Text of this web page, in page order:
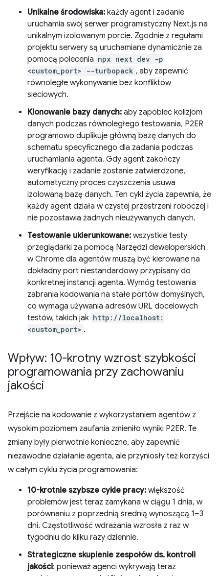
Unikalne środowiska: każdy agent i zadanie
uruchamia swój serwer programistyczny Next.js na
unikalnym izolowanym porcie. Zgodnie z regułami
projektu serwery są uruchamiane dynamicznie za
pomocą polecenia npx next dev -p
<custom_port> --turbopack , aby zapewnić
równoległe wykonywanie bez konfliktów
sieciowych.
Klonowanie bazy danych: aby zapobiec kolizjom
danych podczas równoległego testowania, P2ER
programowo duplikuje główną bazę danych do
schematu specyficznego dla zadania podczas
uruchamiania agenta. Gdy agent zakończy
weryfikację i zadanie zostanie zatwierdzone,
automatyczny proces czyszczenia usuwa
izolowaną bazę danych. Ten cykl życia zapewnia, że
każdy agent działa w czystej przestrzeni roboczej i
nie pozostawia żadnych nieużywanych danych.
Testowanie ukierunkowane: wszystkie testy
przeglądarki za pomocą Narzędzi deweloperskich
w Chrome dla agentów muszą być kierowane na
dokładny port niestandardowy przypisany do
konkretnej instancji agenta. Wymóg testowania
zabrania kodowania na stałe portów domyślnych,
co wymaga używania adresów URL docelowych
testów, takich jak http://localhost:
<custom_port> .
Wpływ: 10-krotny wzrost szybkości
programowania przy zachowaniu
jakości
Przejście na kodowanie z wykorzystaniem agentów z
wysokim poziomem zaufania zmieniło wyniki P2ER. Te
zmiany były pierwotnie konieczne, aby zapewnić
niezawodne działanie agenta, ale przyniosły też korzyści
w całym cyklu życia programowania:
10-krotnie szybsze cykle pracy: większość
problemów jest teraz zamykana w ciągu 1 dnia, w
porównaniu z poprzednią średnią wynoszącą 1–3
dni. Częstotliwość wdrażania wzrosła z raz w
tygodniu do kilku razy dziennie.
Strategiczne skupienie zespołów ds. kontroli
jakości: ponieważ agenci wykrywają teraz